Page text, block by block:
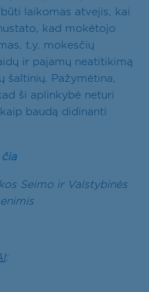
laikomas atvejis, kai
kad mokėtojo
t.y. mokesčių
ir pajamų neatitikimą
šaltinių. Pažymėtina,
ši aplinkybė neturi
baudą didinanti
čia
Seimo ir Valstybinės
: